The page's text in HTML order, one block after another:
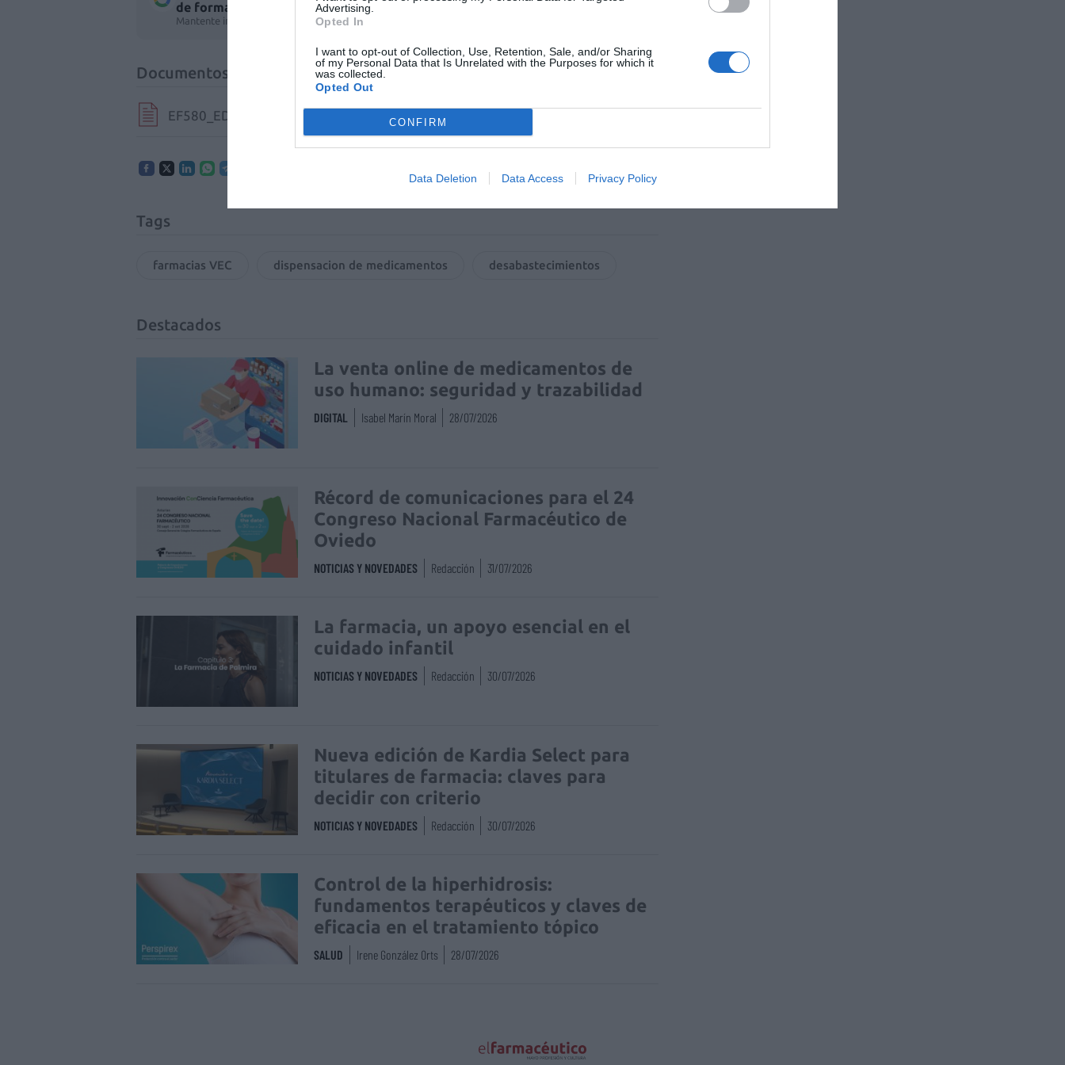
Advertising.
Opted In
I want to opt-out of Collection, Use, Retention, Sale, and/or Sharing
of my Personal Data that Is Unrelated with the Purposes for which it
was collected.
Opted Out
CONFIRM
Data Deletion Data Access Privacy Policy
de forma gratuita
Mantente informado con las últimas noticias de actualidad.
ACTIVAR AHORA
Documentos
EF580_EDITORIAL.pdf
Tags
farmacias VEC dispensacion de medicamentos desabastecimientos
Destacados
La venta online de medicamentos de
uso humano: seguridad y trazabilidad
DIGITAL Isabel Marín Moral 28/07/2026
Récord de comunicaciones para el 24
Congreso Nacional Farmacéutico de
Oviedo
NOTICIAS Y NOVEDADES Redacción 31/07/2026
La farmacia, un apoyo esencial en el
cuidado infantil
NOTICIAS Y NOVEDADES Redacción 30/07/2026
Nueva edición de Kardia Select para
titulares de farmacia: claves para
decidir con criterio
NOTICIAS Y NOVEDADES Redacción 30/07/2026
Control de la hiperhidrosis:
fundamentos terapéuticos y claves de
eficacia en el tratamiento tópico
SALUD Irene González Orts 28/07/2026